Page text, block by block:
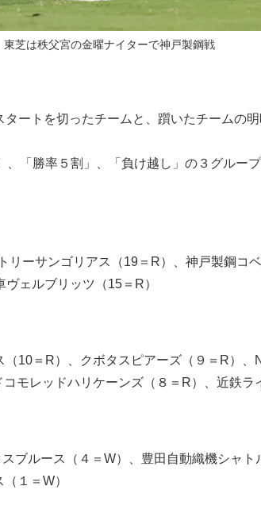
芝は秩父宮の金曜ナイターで神戸製鋼戦
ートを切ったチームと、躓いたチームの
「勝率５割」、「負け越し」の３グルー
ーサンゴリアス（19＝R）、神戸製鋼コ
ェルブリッツ（15＝R）
10＝R）、クボタスピアーズ（９＝R）、
モレッドハリケーンズ（８＝R）、近鉄ラ
ブルース（４＝W）、豊田自動織機シャ
１＝W）